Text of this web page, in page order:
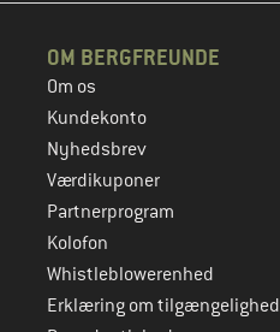
OM BERGFREUNDE
Om os
Kundekonto
Nyhedsbrev
Værdikuponer
Partnerprogram
Kolofon
Whistleblowerenhed
Erklæring om tilgængelighed